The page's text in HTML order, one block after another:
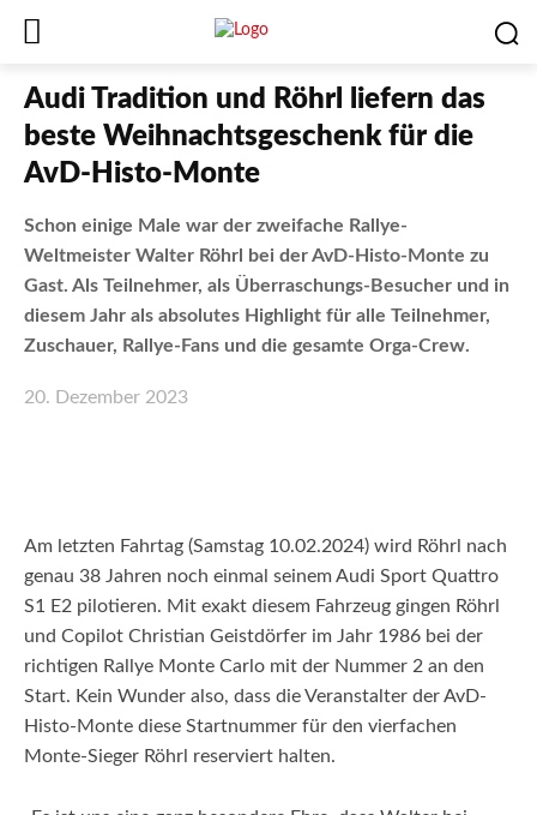
Audi Tradition und Röhrl liefern das
beste Weihnachtsgeschenk für die
AvD-Histo-Monte
Schon einige Male war der zweifache Rallye-
Weltmeister Walter Röhrl bei der AvD-Histo-Monte zu
Gast. Als Teilnehmer, als Überraschungs-Besucher und in
diesem Jahr als absolutes Highlight für alle Teilnehmer,
Zuschauer, Rallye-Fans und die gesamte Orga-Crew.
20. Dezember 2023
Am letzten Fahrtag (Samstag 10.02.2024) wird Röhrl nach
genau 38 Jahren noch einmal seinem Audi Sport Quattro
S1 E2 pilotieren. Mit exakt diesem Fahrzeug gingen Röhrl
und Copilot Christian Geistdörfer im Jahr 1986 bei der
richtigen Rallye Monte Carlo mit der Nummer 2 an den
Start. Kein Wunder also, dass die Veranstalter der AvD-
Histo-Monte diese Startnummer für den vierfachen
Monte-Sieger Röhrl reserviert halten.